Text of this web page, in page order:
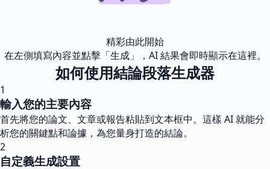
精彩由此開始
在左側填寫內容並點擊「生成」，AI 結果會即時顯示在這裡。
如何使用結論段落生成器
1
輸入您的主要內容
首先將您的論文、文章或報告粘貼到文本框中。這樣 AI 就能分
析您的關鍵點和論據，為您量身打造的結論。
2
自定義生成設置